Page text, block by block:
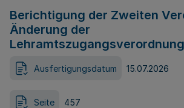
Berichtigung der Zweiten
Änderung der
Lehramtszugangsverordnung
Ausfertigungsdatum 15.07.2026
Seite 457